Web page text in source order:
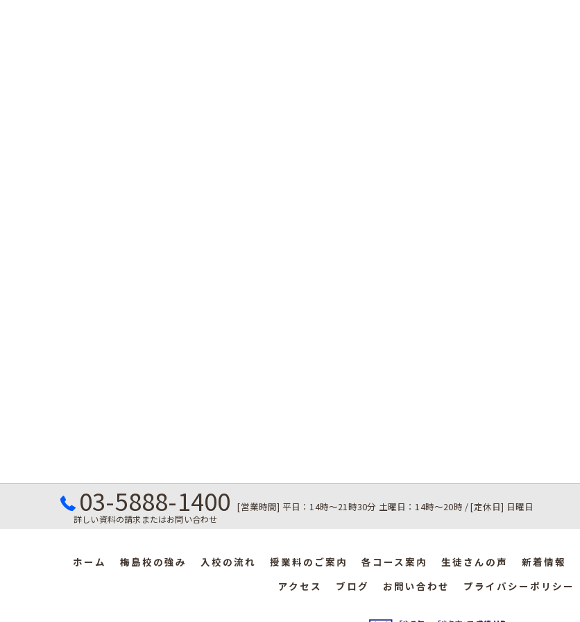
03-5888-1400
詳しい資料の請求またはお問い合わせ
[営業時間] 平日：14時～21時30分 土曜日：14時～20時 / [定休日] 日曜日
ホーム 梅島校の強み 入校の流れ 授業料のご案内 各コース案内 生徒さんの声 新着情報
アクセス
ブログ お問い合わせ プライバシーポリシー